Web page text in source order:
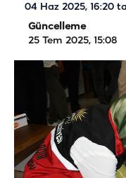
04 Haz 2025, 16:20
Güncelleme
25 Tem 2025, 15:08